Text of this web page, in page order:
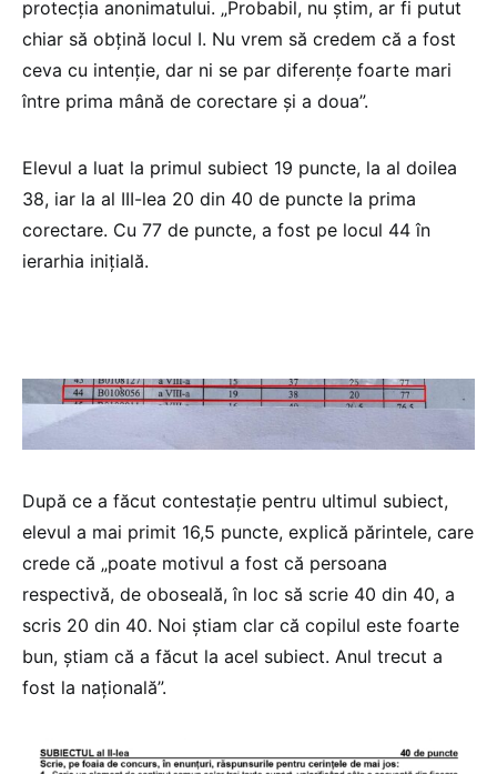
protecția anonimatului. „Probabil, nu știm, ar fi putut
chiar să obțină locul I. Nu vrem să credem că a fost
ceva cu intenție, dar ni se par diferențe foarte mari
între prima mână de corectare și a doua”.
Elevul a luat la primul subiect 19 puncte, la al doilea
38, iar la al III-lea 20 din 40 de puncte la prima
corectare. Cu 77 de puncte, a fost pe locul 44 în
ierarhia inițială.
După ce a făcut contestație pentru ultimul subiect,
elevul a mai primit 16,5 puncte, explică părintele, care
crede că „poate motivul a fost că persoana
respectivă, de oboseală, în loc să scrie 40 din 40, a
scris 20 din 40. Noi știam clar că copilul este foarte
bun, știam că a făcut la acel subiect. Anul trecut a
fost la națională”.